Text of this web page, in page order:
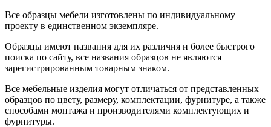
Все образцы мебели изготовлены по индивидуальному
проекту в единственном экземпляре.
Образцы имеют названия для их различия и более быстрого
поиска по сайту, все названия образцов не являются
зарегистрированным товарным знаком.
Все мебельные изделия могут отличаться от представленных
образцов по цвету, размеру, комплектации, фурнитуре, а также
способами монтажа и производителями комплектующих и
фурнитуры.